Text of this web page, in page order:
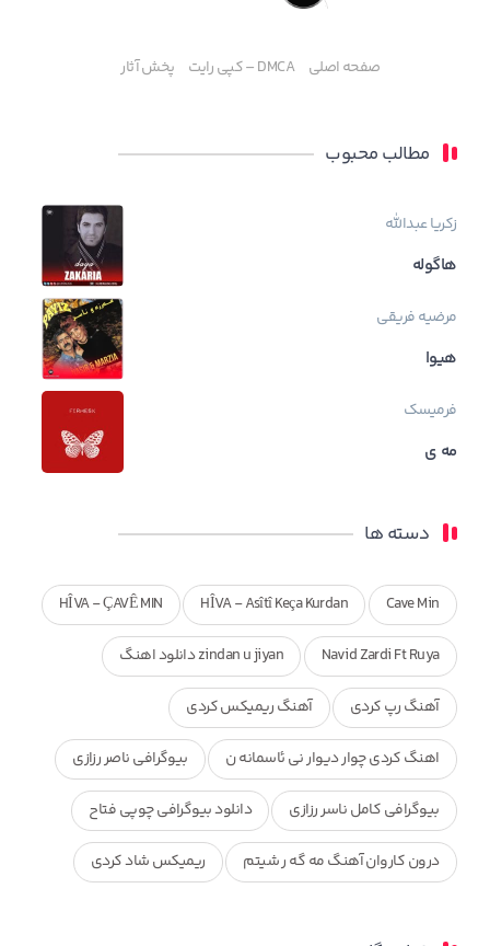
صفحه اصلی DMCA – کپی رایت پخش آثار
مطالب محبوب
زکریا عبدالله
هاگوله
مرضیه فریقی
هیوا
فرمیسک
مه ی
دسته ها
Cave Min
HÎVA - Asîtî Keça Kurdan
HÎVA - ÇAVÊ MIN
Navid Zardi Ft Ruya zindan u jiyan دانلود اهنگ
آهنگ رپ کردی آهنگ ریمیکس کردی
اهنگ کردی چوار دیوار نی ئاسمانه ن بیوگرافی ناصر رزازی
بیوگرافی کامل ناسر رزازی دانلود بیوگرافی چوپی فتاح
درون کاروان آهنگ مه گه ر شیتم ریمیکس شاد کردی